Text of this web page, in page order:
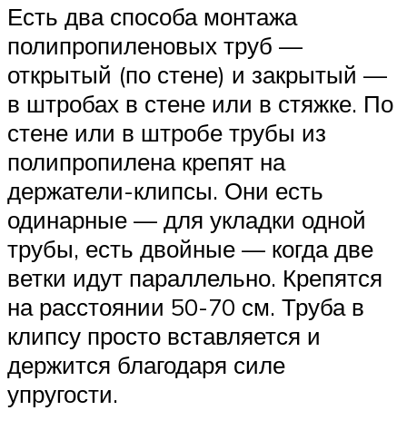
Есть два способа монтажа
полипропиленовых труб —
открытый (по стене) и закрытый —
в штробах в стене или в стяжке. По
стене или в штробе трубы из
полипропилена крепят на
держатели-клипсы. Они есть
одинарные — для укладки одной
трубы, есть двойные — когда две
ветки идут параллельно. Крепятся
на расстоянии 50-70 см. Труба в
клипсу просто вставляется и
держится благодаря силе
упругости.